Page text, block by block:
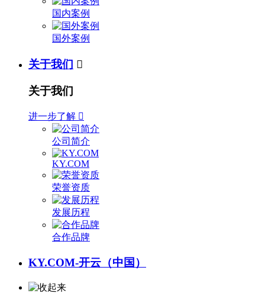
国内案例
国外案例
关于我们 
关于我们
进一步了解 
公司简介
KY.COM
荣誉资质
发展历程
合作品牌
KY.COM-开云（中国）